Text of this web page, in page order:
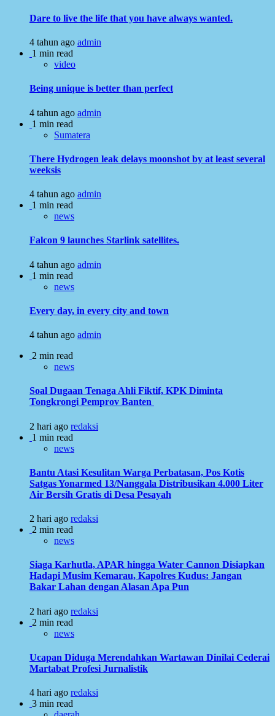
Dare to live the life that you have always wanted.
4 tahun ago admin
1 min read
video
Being unique is better than perfect
4 tahun ago admin
1 min read
Sumatera
There Hydrogen leak delays moonshot by at least several
weeksis
4 tahun ago admin
1 min read
news
Falcon 9 launches Starlink satellites.
4 tahun ago admin
1 min read
news
Every day, in every city and town
4 tahun ago admin
2 min read
news
Soal Dugaan Tenaga Ahli Fiktif, KPK Diminta
Tongkrongi Pemprov Banten
2 hari ago redaksi
1 min read
news
Bantu Atasi Kesulitan Warga Perbatasan, Pos Kotis
Satgas Yonarmed 13/Nanggala Distribusikan 4.000 Liter
Air Bersih Gratis di Desa Pesayah
2 hari ago redaksi
2 min read
news
Siaga Karhutla, APAR hingga Water Cannon Disiapkan
Hadapi Musim Kemarau, Kapolres Kudus: Jangan
Bakar Lahan dengan Alasan Apa Pun
2 hari ago redaksi
2 min read
news
Ucapan Diduga Merendahkan Wartawan Dinilai Cederai
Martabat Profesi Jurnalistik
4 hari ago redaksi
3 min read